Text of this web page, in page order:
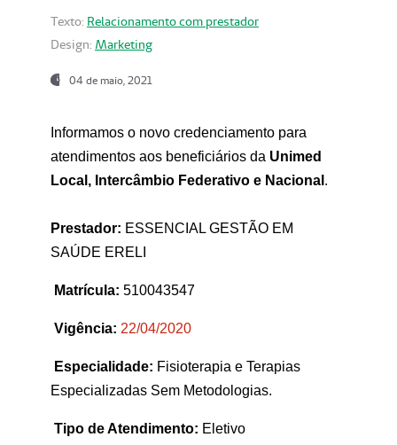
Texto: Relacionamento com prestador
Design: Marketing
04 de maio, 2021
Informamos o novo credenciamento para
atendimentos aos beneficiários da Unimed
Local, Intercâmbio Federativo e Nacional .
Prestador: ESSENCIAL GESTÃO EM
SAÚDE ERELI
Matrícula: 510043547
Vigência: 22/04/2020
Especialidade: Fisioterapia e Terapias
Especializadas Sem Metodologias.
Tipo de Atendimento: Eletivo